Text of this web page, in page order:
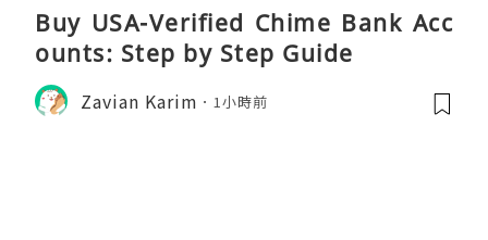
Buy USA-Verified Chime Bank Acc
ounts: Step by Step Guide
Zavian Karim 1小時前